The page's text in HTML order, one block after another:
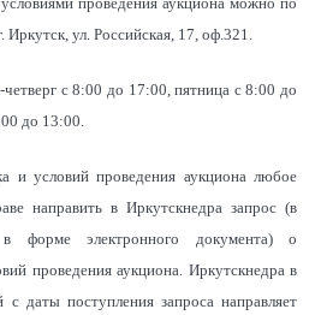
Иркутск, ул. Российская, 17, оф.321.
с 8:00 до 17:00, пятница с 8:00 до
до 13:00.
и условий проведения аукциона любое
направить в Иркутскнедра запрос (в
форме электронного документа) о
проведения аукциона. Иркутскнедра в
даты поступления запроса направляет